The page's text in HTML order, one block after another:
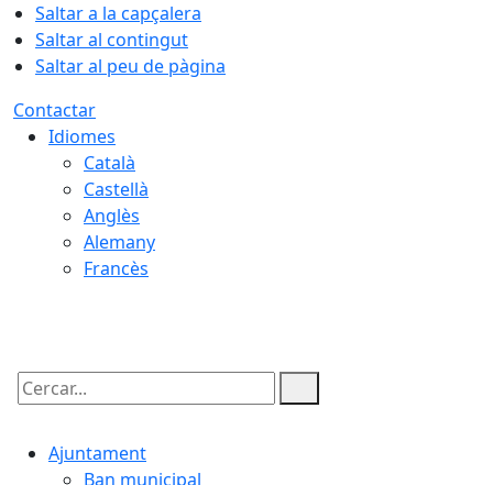
Saltar a la capçalera
Saltar al contingut
Saltar al peu de pàgina
Contactar
Idiomes
Català
Castellà
Anglès
Alemany
Francès
Cercar:
Ajuntament
Ban municipal